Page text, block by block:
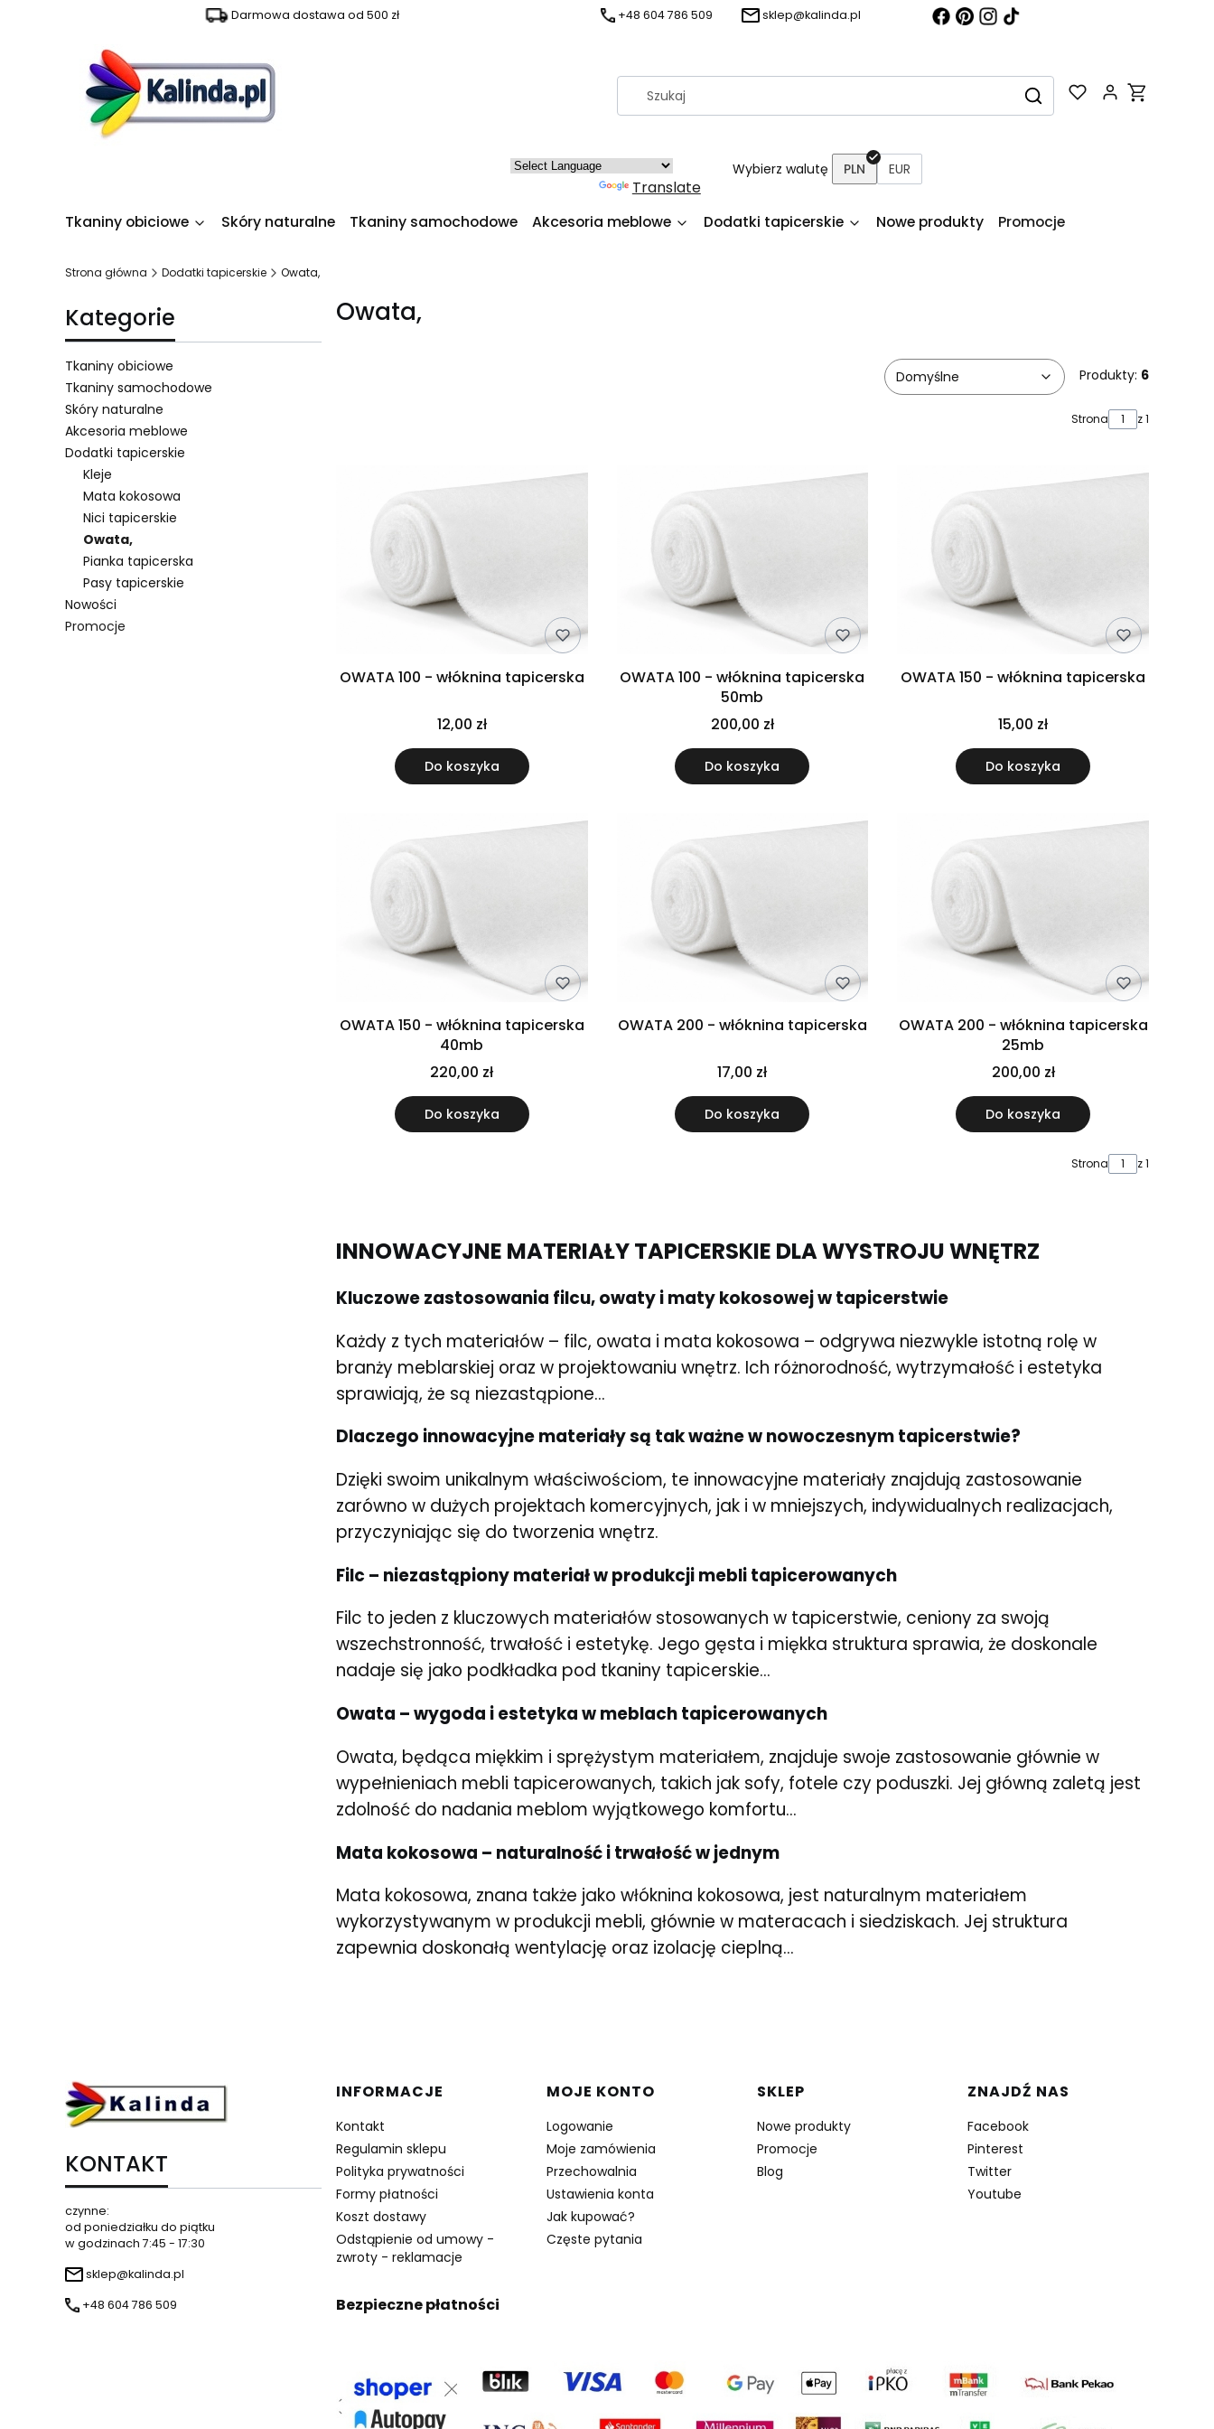
Darmowa dostawa od 500 zł +48 604 786 509 sklep@kalinda.pl
WyczyśćSzukaj
Produkty w
Translate
Wybierz walutę PLN EUR
Tkaniny obiciowe Skóry naturalne Tkaniny samochodowe Akcesoria meblowe Dodatki tapicerskie Nowe produkty Promocje
Strona główna Dodatki tapicerskie Owata,
Kategorie
Tkaniny obiciowe
Tkaniny samochodowe
Skóry naturalne
Akcesoria meblowe
Dodatki tapicerskie
Kleje
Mata kokosowa
Nici tapicerskie
Owata,
Pianka tapicerska
Pasy tapicerskie
Nowości
Promocje
Owata,
Domyślne Produkty: 6
Strona z 1
OWATA 100 - włóknina tapicerska
12,00 zł
Do koszyka
OWATA 100 - włóknina tapicerska
50mb
200,00 zł
Do koszyka
OWATA 150 - włóknina tapicerska
15,00 zł
Do koszyka
OWATA 150 - włóknina tapicerska
40mb
220,00 zł
Do koszyka
OWATA 200 - włóknina tapicerska
17,00 zł
Do koszyka
OWATA 200 - włóknina tapicerska
25mb
200,00 zł
Do koszyka
Strona z 1
INNOWACYJNE MATERIAŁY TAPICERSKIE DLA WYSTROJU WNĘTRZ
Kluczowe zastosowania filcu, owaty i maty kokosowej w tapicerstwie
Każdy z tych materiałów – filc, owata i mata kokosowa – odgrywa niezwykle istotną rolę w
branży meblarskiej oraz w projektowaniu wnętrz. Ich różnorodność, wytrzymałość i estetyka
sprawiają, że są niezastąpione...
Dlaczego innowacyjne materiały są tak ważne w nowoczesnym tapicerstwie?
Dzięki swoim unikalnym właściwościom, te innowacyjne materiały znajdują zastosowanie
zarówno w dużych projektach komercyjnych, jak i w mniejszych, indywidualnych realizacjach,
przyczyniając się do tworzenia wnętrz.
Filc – niezastąpiony materiał w produkcji mebli tapicerowanych
Filc to jeden z kluczowych materiałów stosowanych w tapicerstwie, ceniony za swoją
wszechstronność, trwałość i estetykę. Jego gęsta i miękka struktura sprawia, że doskonale
nadaje się jako podkładka pod tkaniny tapicerskie...
Owata – wygoda i estetyka w meblach tapicerowanych
Owata, będąca miękkim i sprężystym materiałem, znajduje swoje zastosowanie głównie w
wypełnieniach mebli tapicerowanych, takich jak sofy, fotele czy poduszki. Jej główną zaletą jest
zdolność do nadania meblom wyjątkowego komfortu...
Mata kokosowa – naturalność i trwałość w jednym
Mata kokosowa, znana także jako włóknina kokosowa, jest naturalnym materiałem
wykorzystywanym w produkcji mebli, głównie w materacach i siedziskach. Jej struktura
zapewnia doskonałą wentylację oraz izolację cieplną...
KONTAKT
czynne:
od poniedziałku do piątku
w godzinach 7:45 - 17:30
sklep@kalinda.pl
+48 604 786 509
Linki w stopce
INFORMACJE
Kontakt
Regulamin sklepu
Polityka prywatności
Formy płatności
Koszt dostawy
Odstąpienie od umowy -
zwroty - reklamacje
MOJE KONTO
Logowanie
Moje zamówienia
Przechowalnia
Ustawienia konta
Jak kupować?
Częste pytania
SKLEP
Nowe produkty
Promocje
Blog
ZNAJDŹ NAS
Facebook
Pinterest
Twitter
Youtube
Bezpieczne płatności